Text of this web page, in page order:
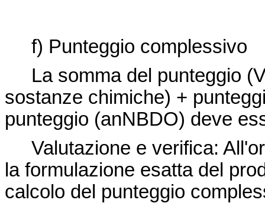
f) Punteggio complessivo
La somma del punteggio
sostanze chimiche) +
punteggio (anNBDO) deve
Valutazione e verifica:
la formulazione esatta del
calcolo del punteggio